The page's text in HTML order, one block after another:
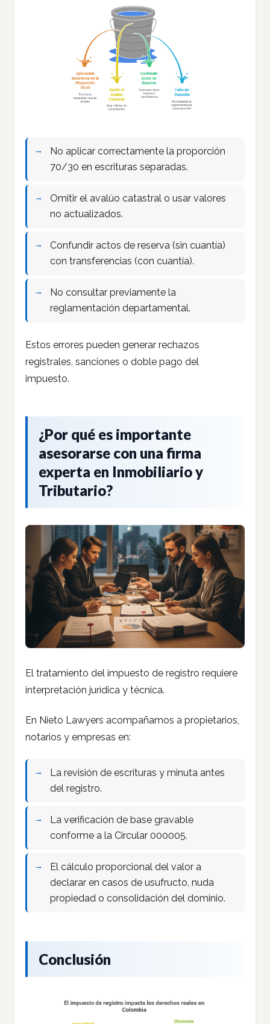
No aplicar correctamente la proporción
70/30 en escrituras separadas.
Omitir el avalúo catastral o usar valores
no actualizados.
Confundir actos de reserva (sin cuantía)
con transferencias (con cuantía).
No consultar previamente la
reglamentación departamental.
Estos errores pueden generar rechazos
registrales, sanciones o doble pago del
impuesto.
¿Por qué es importante
asesorarse con una firma
experta en Inmobiliario y
Tributario?
El tratamiento del impuesto de registro requiere
interpretación jurídica y técnica.
En Nieto Lawyers acompañamos a propietarios,
notarios y empresas en:
La revisión de escrituras y minuta antes
del registro.
La verificación de base gravable
conforme a la Circular 000005.
El cálculo proporcional del valor a
declarar en casos de usufructo, nuda
propiedad o consolidación del dominio.
Conclusión